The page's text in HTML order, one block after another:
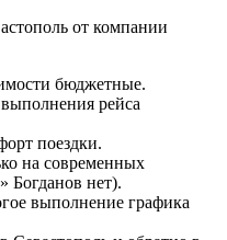
от компании
бюджетные.
рейса
поездки.
на современных
Богданов нет).
выполнение графика